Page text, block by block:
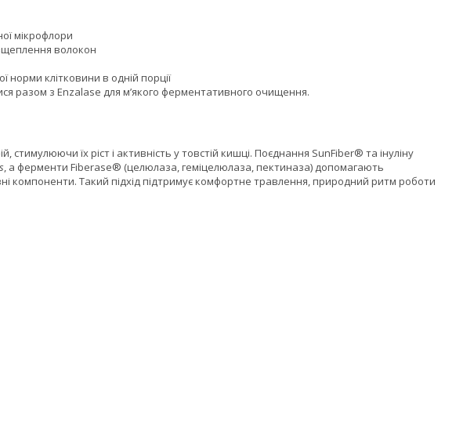
мікрофлори
волокон
норми клітковини в одній порції
разом з Enzalase для м’якого ферментативного очищення.
їх ріст і активність у товстій кишці. Поєднання SunFiber® та інуліну
, а ферменти Fiberase® (целюлаза, геміцелюлаза, пектиназа) допомагають
компоненти. Такий підхід підтримує комфортне травлення, природний ритм роботи